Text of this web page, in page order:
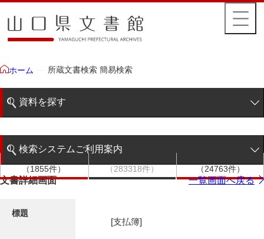
ホーム 所蔵文書検索 簡易検索
資料を探す
階層検索
検索システムご利用案内
検索システムの利用について
（1855件）
（283318件）
（24763件）
文書詳細画面 一覧画面へ戻る
標題
[支払簿]